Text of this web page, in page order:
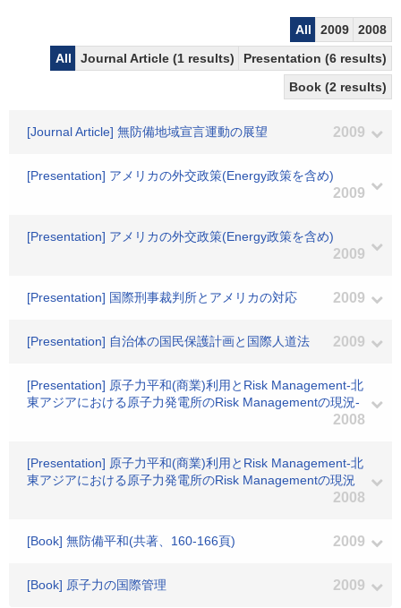
All 2009
2008
All
Journal Article (1 results)
Presentation (6 results)
Book (2 results)
[Journal Article] 無防備地域宣言運動の展望 2009
[Presentation] アメリカの外交政策(Energy政策を含め)
2009
[Presentation] アメリカの外交政策(Energy政策を含め)
2009
[Presentation] 国際刑事裁判所とアメリカの対応 2009
[Presentation] 自治体の国民保護計画と国際人道法 2009
[Presentation] 原子力平和(商業)利用とRisk Management-北
東アジアにおける原子力発電所のRisk Managementの現況-
2008
[Presentation] 原子力平和(商業)利用とRisk Management-北
東アジアにおける原子力発電所のRisk Managementの現況
2008
[Book] 無防備平和(共著、160-166頁) 2009
[Book] 原子力の国際管理 2009